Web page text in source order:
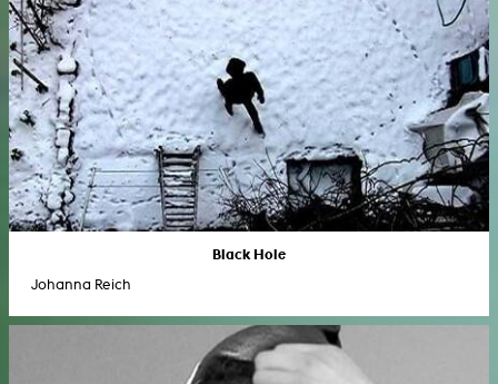
Black Hole
Johanna Reich